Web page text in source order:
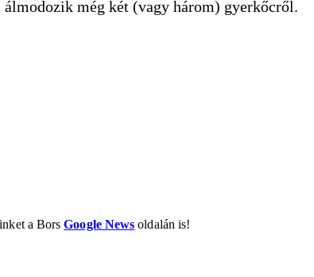
még két (vagy három) gyerkőcről.
a BorsGoogle News oldalán is!